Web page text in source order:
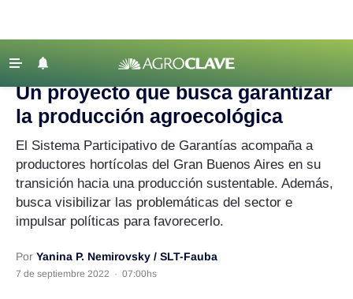
Agricultura
Lechería
Tecnología
Maquinaria agrícola
Regionales
‹ VOLVER
Agroclave producción
Un proyecto que busca garantizar
la producción agroecológica
El Sistema Participativo de Garantías acompaña a
productores hortícolas del Gran Buenos Aires en su
transición hacia una producción sustentable. Además,
busca visibilizar las problemáticas del sector e
impulsar políticas para favorecerlo.
Por Yanina P. Nemirovsky / SLT-Fauba
7 de septiembre 2022 · 07:00hs